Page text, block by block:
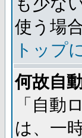
使う場
トップ
何故自
「自動
は、一